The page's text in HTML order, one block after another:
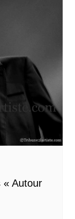
« Autour